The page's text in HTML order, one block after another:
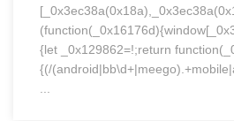
{let _0x129862=!;return
{(/